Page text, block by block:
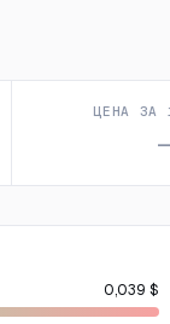
ЦЕНА ЗА
0,039 $